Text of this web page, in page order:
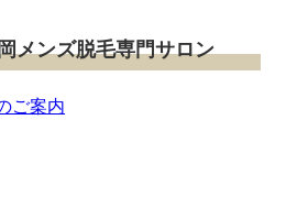
メンズ脱毛専門サロン